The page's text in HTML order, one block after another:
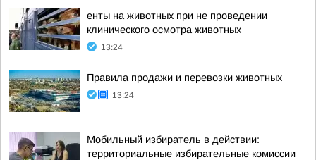
енты на животных при не проведении
клинического осмотра животных
13:24
Правила продажи и перевозки животных
13:24
Мобильный избиратель в действии:
территориальные избирательные комиссии